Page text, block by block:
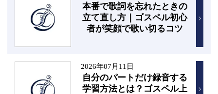
本番で歌詞を忘れたときの
立て直し方｜ゴスペル初心
者が笑顔で歌い切るコツ
2026年07月11日
自分のパートだけ録音する
学習方法とは？ゴスペル上